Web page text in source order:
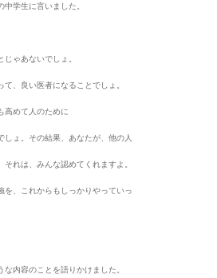
学生に言いました。
じゃあないでしょ。
、良い医者になることでしょ。
高めて人のために
ょ。その結果、あなたが、他の人
れは、みんな認めてくれますよ。
を、これからもしっかりやっていっ
内容のことを語りかけました。